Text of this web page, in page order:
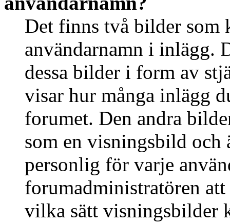
Det finns två bilder som
användarnamn i inlägg.
dessa bilder i form av
visar hur många inlägg
forumet. Den andra
som en visningsbild
personlig för varje
forumadministratören
vilka sätt visningsbilder